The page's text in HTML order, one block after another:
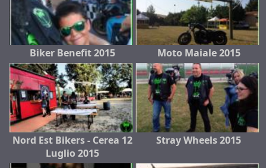
Biker Benefit 2015 Moto Maiale 2015
Nord Est Bikers - Cerea 12
Luglio 2015
Stray Wheels 2015